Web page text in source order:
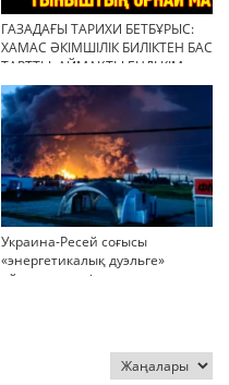
ГАЗАДАҒЫ ТАРИХИ БЕТБҰРЫС:
ХАМАС ӘКІМШІЛІК БИЛІКТЕН БАС
ТАРТТЫ. АЙМАҚТЫ ЕНДІ КІМ
БАСҚАРАДЫ?
Украина-Ресей соғысы
«энергетикалық дуэльге»
айналып кетті